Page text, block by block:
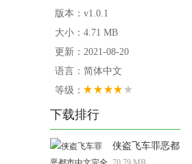
版本：v1.0.1
大小：4.71 MB
更新：2021-08-20
语言：简体中文
等级：
下载排行
侠盗飞车罪恶都